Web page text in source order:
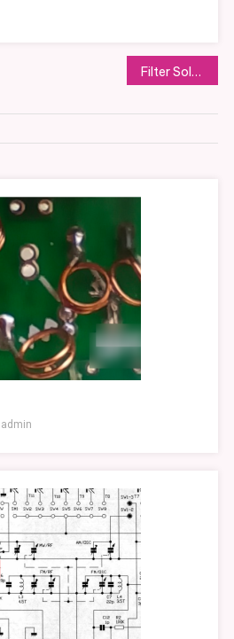
Filter Solutions学习-09 设计滤波器的其他相关工具介绍
admin